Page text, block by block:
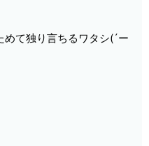
て独り言ちるワタシ(´ー